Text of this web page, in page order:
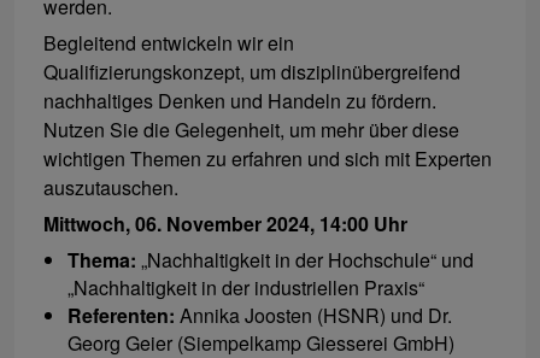
werden.
Begleitend entwickeln wir ein
Qualifizierungskonzept, um disziplinübergreifend
nachhaltiges Denken und Handeln zu fördern.
Nutzen Sie die Gelegenheit, um mehr über diese
wichtigen Themen zu erfahren und sich mit Experten
auszutauschen.
Mittwoch, 06. November 2024, 14:00 Uhr
Thema: „Nachhaltigkeit in der Hochschule“ und
„Nachhaltigkeit in der industriellen Praxis“
Referenten: Annika Joosten (HSNR) und Dr.
Georg Geier (Siempelkamp Giesserei GmbH)